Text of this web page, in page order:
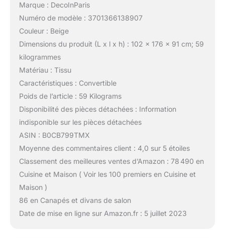
Marque : DecoInParis
Numéro de modèle : 3701366138907
Couleur : Beige
Dimensions du produit (L x l x h) : 102 x 176 x 91 cm; 59
kilogrammes
Matériau : Tissu
Caractéristiques : Convertible
Poids de l’article : 59 Kilograms
Disponibilité des pièces détachées : Information
indisponible sur les pièces détachées
ASIN : B0CB799TMX
Moyenne des commentaires client : 4,0 sur 5 étoiles
Classement des meilleures ventes d’Amazon : 78 490 en
Cuisine et Maison ( Voir les 100 premiers en Cuisine et
Maison )
86 en Canapés et divans de salon
Date de mise en ligne sur Amazon.fr : 5 juillet 2023